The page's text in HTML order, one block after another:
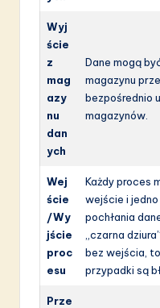
Wyj
ście
z
mag
azy
nu
dan
ych
Dane mogą
magazynu
bezpośrednio
magazynów.
Wej
ście
/Wy
jście
proc
esu
Każdy proces
wejście i
pochłania
„czarna
bez wejścia, to
przypadki są
Prze